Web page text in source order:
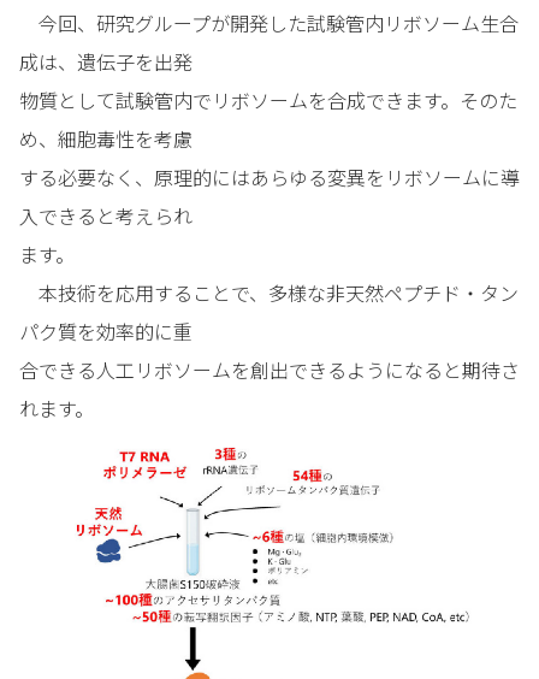
今回、研究グループが開発した試験管内リボソーム生合
成は、遺伝子を出発
物質として試験管内でリボソームを合成できます。そのた
め、細胞毒性を考慮
する必要なく、原理的にはあらゆる変異をリボソームに導
入できると考えられ
ます。
本技術を応用することで、多様な非天然ペプチド・タン
パク質を効率的に重
合できる人工リボソームを創出できるようになると期待さ
れます。